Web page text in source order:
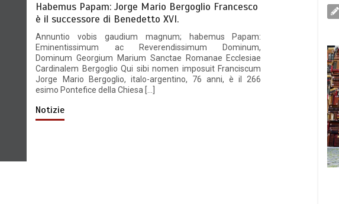
Habemus Papam: Jorge Mario Bergoglio Francesco
è il successore di Benedetto XVI.
Annuntio vobis gaudium magnum; habemus Papam:
Eminentissimum ac Reverendissimum Dominum,
Dominum Georgium Marium Sanctae Romanae Ecclesiae
Cardinalem Bergoglio Qui sibi nomen imposuit Franciscum
Jorge Mario Bergoglio, italo-argentino, 76 anni, è il 266
esimo Pontefice della Chiesa […]
Notizie